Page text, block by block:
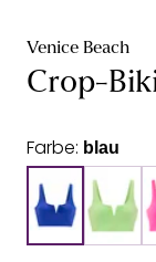
Venice Beach
Crop-
Farbe: blau